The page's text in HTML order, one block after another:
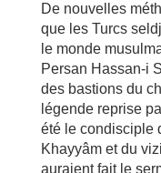
De nouvelles
que les Turcs
le monde
Persan Hassan-i
des bastions du
légende reprise
été le condisciple
Khayyâm et du
auraient fait le